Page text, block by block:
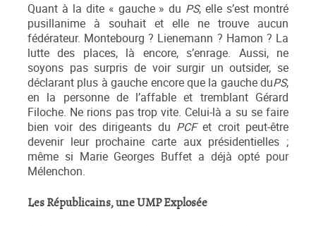
Quant à la dite « gauche » du PS, elle s’est montré
pusillanime à souhait et elle ne trouve aucun
fédérateur. Montebourg ? Lienemann ? Hamon ? La
lutte des places, là encore, s’enrage. Aussi, ne
soyons pas surpris de voir surgir un outsider, se
déclarant plus à gauche encore que la gauche duPS,
en la personne de l’affable et tremblant Gérard
Filoche. Ne rions pas trop vite. Celui-là a su se faire
bien voir des dirigeants du PCFet croit peut-être
devenir leur prochaine carte aux présidentielles ;
même si Marie Georges Buffet a déjà opté pour
Mélenchon.
Les Républicains, une UMP Explosée